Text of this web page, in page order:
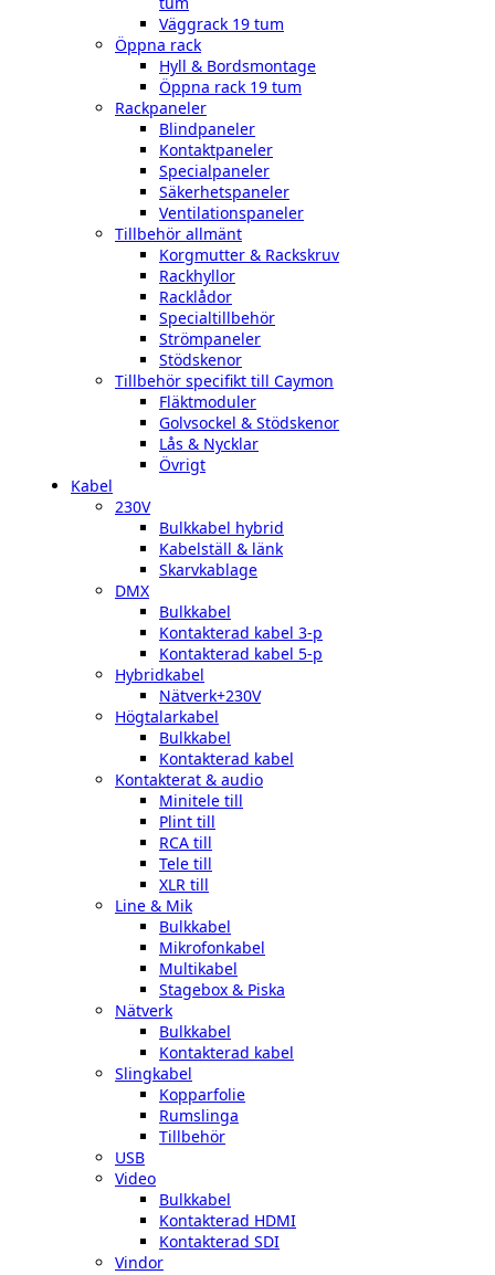
Väggrack 19 tum
Öppna rack
Hyll & Bordsmontage
Öppna rack 19 tum
Rackpaneler
Blindpaneler
Kontaktpaneler
Specialpaneler
Säkerhetspaneler
Ventilationspaneler
Tillbehör allmänt
Korgmutter & Rackskruv
Rackhyllor
Racklådor
Specialtillbehör
Strömpaneler
Stödskenor
Tillbehör specifikt till Caymon
Fläktmoduler
Golvsockel & Stödskenor
Lås & Nycklar
Övrigt
Kabel
230V
Bulkkabel hybrid
Kabelställ & länk
Skarvkablage
DMX
Bulkkabel
Kontakterad kabel 3-p
Kontakterad kabel 5-p
Hybridkabel
Nätverk+230V
Högtalarkabel
Bulkkabel
Kontakterad kabel
Kontakterat & audio
Minitele till
Plint till
RCA till
Tele till
XLR till
Line & Mik
Bulkkabel
Mikrofonkabel
Multikabel
Stagebox & Piska
Nätverk
Bulkkabel
Kontakterad kabel
Slingkabel
Kopparfolie
Rumslinga
Tillbehör
USB
Video
Bulkkabel
Kontakterad HDMI
Kontakterad SDI
Vindor